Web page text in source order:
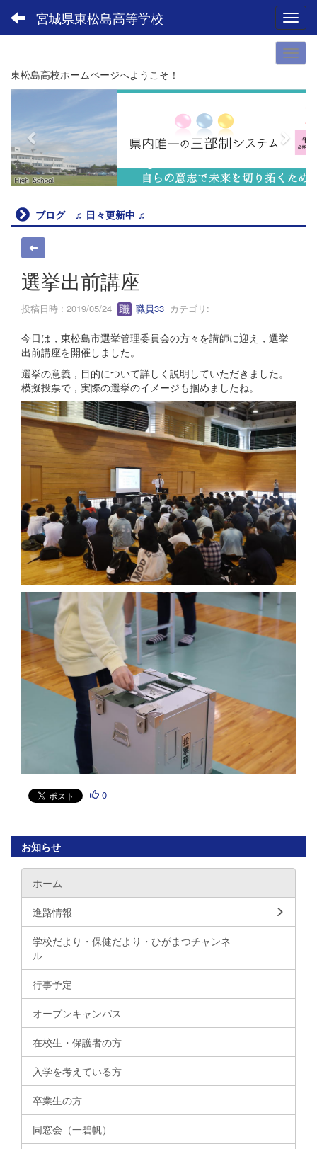
宮城県東松島高等学校
東松島高校ホームページへようこそ！
r
e
v
i
u
s
n
x
ブログ ♫ 日々更新中 ♫
選挙出前講座
投稿日時 : 2019/05/24 職員33 カテゴリ:
今日は，東松島市選挙管理委員会の方々を講師に迎え，選挙
出前講座を開催しました。
選挙の意義，目的について詳しく説明していただきました。
模擬投票で，実際の選挙のイメージも掴めましたね。
0
お知らせ
ホーム
進路情報
学校だより・保健だより・ひがまつチャンネ
ル
行事予定
オープンキャンパス
在校生・保護者の方
入学を考えている方
卒業生の方
同窓会（一碧帆）